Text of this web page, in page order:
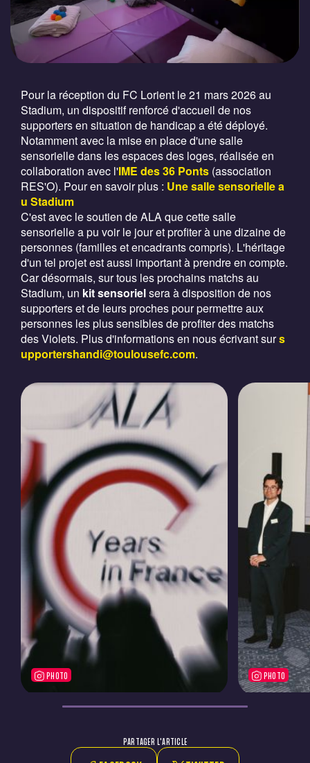
Pour la réception du FC Lorient le 21 mars 2026 au
Stadium, un dispositif renforcé d'accueil de nos
supporters en situation de handicap a été déployé.
Notamment avec la mise en place d'une salle
sensorielle dans les espaces des loges, réalisée en
collaboration avec l'IME des 36 Ponts (association
RES'O). Pour en savoir plus : Une salle sensorielle a
u Stadium
C'est avec le soutien de ALA que cette salle
sensorielle a pu voir le jour et profiter à une dizaine de
personnes (familles et encadrants compris). L'héritage
d'un tel projet est aussi important à prendre en compte.
Car désormais, sur tous les prochains matchs au
Stadium, un kit sensorielsera à disposition de nos
supporters et de leurs proches pour permettre aux
personnes les plus sensibles de profiter des matchs
des Violets. Plus d'informations en nous écrivant surs
upportershandi@toulousefc.com.
PHOTO PHOTO
PARTAGER L'ARTICLE